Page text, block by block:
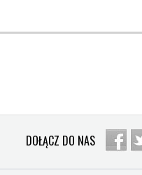
DOŁĄCZ DO NAS